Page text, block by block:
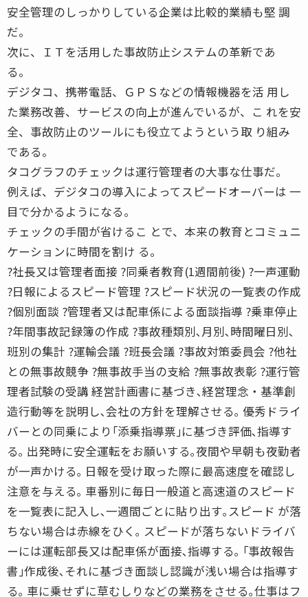
安全管理のしっかりしている企業は比較的業績も堅 調
だ。
次に、ＩＴを活用した事故防止システムの革新であ
る。
デジタコ、携帯電話、ＧＰＳなどの情報機器を活 用し
た業務改善、サービスの向上が進んでいるが、こ れを安
全、事故防止のツールにも役立てようという取 り組み
である。
タコグラフのチェックは運行管理者の大事な仕事だ。
例えば、デジタコの導入によってスピードオーバーは 一
目で分かるようになる。
チェックの手間が省けるこ とで、本来の教育とコミュニ
ケーションに時間を割け る。
?社長又は管理者面接 ?同乗者教育(1週間前後) ?一声運動
?日報によるスピード管理 ?スピード状況の一覧表の作成
?個別面談 ?管理者又は配車係による面談指導 ?乗車停止
?年間事故記録簿の作成 ?事故種類別､月別､時間曜日別､
班別の集計 ?運輸会議 ?班長会議 ?事故対策委員会 ?他社
との無事故競争 ?無事故手当の支給 ?無事故表彰 ?運行管
理者試験の受講 経営計画書に基づき､経営理念・基準創
造行動等を説明し､会社の方針を理解させる｡ 優秀ドライ
バーとの同乗により｢添乗指導票｣に基づき評価､指導す
る｡ 出発時に安全運転をお願いする｡夜間や早朝も夜勤者
が一声かける｡ 日報を受け取った際に最高速度を確認し
注意を与える｡ 車番別に毎日一般道と高速道のスピード
を一覧表に記入し､一週間ごとに貼り出す｡スピード が落
ちない場合は赤線をひく｡ スピードが落ちないドライバ
ーには運転部長又は配車係が面接､指導する｡ ｢事故報告
書｣作成後､それに基づき面談し認識が浅い場合は指導す
る｡ 車に乗せずに草むしりなどの業務をさせる｡仕事はフ